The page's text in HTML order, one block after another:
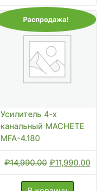
Распродажа!
Усилитель 4-х
канальный MACHETE
MFA-4.180
₽14,990.00
цена
составляла
₽11,990.00